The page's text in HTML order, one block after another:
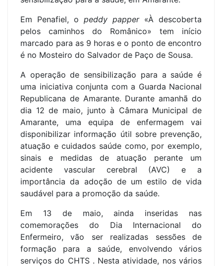
Em Penafiel, o peddy papper«À descoberta
pelos caminhos do Românico» tem início
marcado para as 9 horas e o ponto de encontro
é no Mosteiro do Salvador de Paço de Sousa.
A operação de sensibilização para a saúde é
uma iniciativa conjunta com a Guarda Nacional
Republicana de Amarante. Durante amanhã do
dia 12 de maio, junto à Câmara Municipal de
Amarante, uma equipa de enfermagem vai
disponibilizar informação útil sobre prevenção,
atuação e cuidados saúde como, por exemplo,
sinais e medidas de atuação perante um
acidente vascular cerebral (AVC) e a
importância da adoção de um estilo de vida
saudável para a promoção da saúde.
Em 13 de maio, ainda inseridas nas
comemorações do Dia Internacional do
Enfermeiro, vão ser realizadas sessões de
formação para a saúde, envolvendo vários
serviços do CHTS . Nesta atividade, nos vários